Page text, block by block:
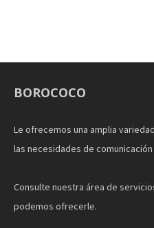
BOROCOCO
Le ofrecemos una amplia
las necesidades de
Consulte nuestra área de
podemos ofrecerle.